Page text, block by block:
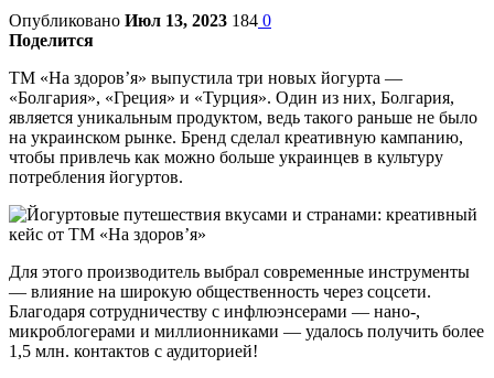
Опубликовано Июл 13, 2023 184 0
Поделится
ТМ «На здоров’я» выпустила три новых йогурта —
«Болгария», «Греция» и «Турция». Один из них, Болгария,
является уникальным продуктом, ведь такого раньше не было
на украинском рынке. Бренд сделал креативную кампанию,
чтобы привлечь как можно больше украинцев в культуру
потребления йогуртов.
Для этого производитель выбрал современные инструменты
— влияние на широкую общественность через соцсети.
Благодаря сотрудничеству с инфлюэнсерами — нано-,
микроблогерами и миллионниками — удалось получить более
1,5 млн. контактов с аудиторией!